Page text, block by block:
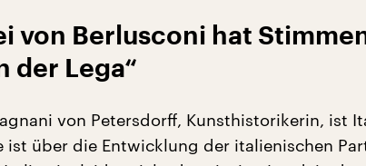
von Berlusconi hat
der Lega“
von Petersdorff, Kunsthistorikerin, ist
ist über die Entwicklung der italienischen